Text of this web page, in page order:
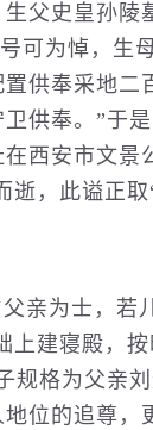
父史皇孙陵
可为悼，生
供奉采地二
供奉。”于
西安市文景
逝，此谥正取
亲为士，若
上建寝殿，
规格为父亲
位的追尊，